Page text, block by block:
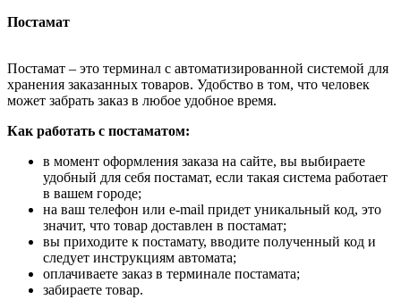
Постамат
Постамат – это терминал с автоматизированной системой для
хранения заказанных товаров. Удобство в том, что человек
может забрать заказ в любое удобное время.
Как работать с постаматом:
в момент оформления заказа на сайте, вы выбираете
удобный для себя постамат, если такая система работает
в вашем городе;
на ваш телефон или e-mail придет уникальный код, это
значит, что товар доставлен в постамат;
вы приходите к постамату, вводите полученный код и
следует инструкциям автомата;
оплачиваете заказ в терминале постамата;
забираете товар.